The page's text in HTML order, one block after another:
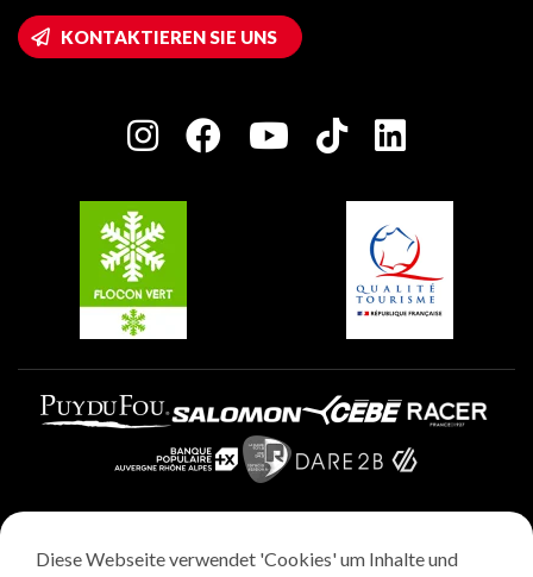
Wifi-Zugang
Haus der Eigentümer
Charta der Engagierten Akteure
Plagne 1800
Plagne Aime 2000
Plagne Villages
KONTAKTIEREN SIE UNS
Rechtliche Hinweise
Diese Webseite verwendet 'Cookies' um Inhalte und